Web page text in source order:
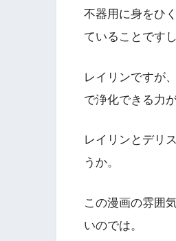
不器用に身をひ
ていることです
レイリンですが
で浄化できる力
レイリンとデリ
うか。
この漫画の雰囲
いのでは。